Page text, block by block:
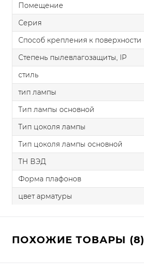
Помещение
Серия
Способ крепления к поверхности
Степень пылевлагозащиты, IP
стиль
тип лампы
Тип лампы основной
Тип цоколя лампы
Тип цоколя лампы основной
ТН ВЭД
Форма плафонов
цвет арматуры
ПОХОЖИЕ ТОВАРЫ (8)